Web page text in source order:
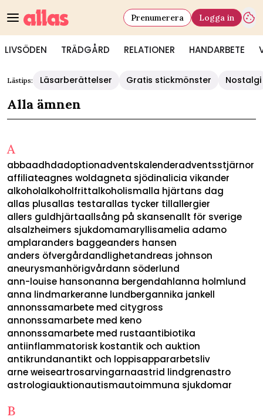
LIVSÖDEN TRÄDGÅRD RELATIONER HANDARBETE
Prenumerera Logga in
Allas - Alla ämnen - alla artiklar på Allas.se | Allas
Lästips: Läsarberättelser Gratis stickmönster Nostalgi
Alla ämnen
A
abbaadhdadoptionadventskalenderadventsstjärnor
affiliateagnes woldagneta sjödinalicia vikander
alkoholalkoholfrittalkoholismalla hjärtans dag
allas plusallas testarallas tycker tillallergier
allers guldhjärtaallsång på skansenallt för sverige
alsalzheimers sjukdomamaryllisamelia adamo
amplaranders baggeanders hansen
anders öfvergårdandlighetandreas johnson
aneurysmanhörigvårdann söderlund
ann-louise hansonanna bergendahlanna holmlund
anna lindmarkeranne lundbergannika jankell
annonssamarbete med citygross
annonssamarbete med keno
annonssamarbete med rustaantibiotika
antiinflammatorisk kostantik och auktion
antikrundanantikt och loppisappararbetsliv
arne weiseartrosarvingarnaastrid lindgrenastro
astrologiauktionautismautoimmuna sjukdomar
B